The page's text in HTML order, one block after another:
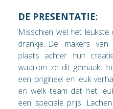
DE PRESENTATIE:
Misschien wel het
drankje...De makers
plaats achter hun
waarom ze dit gemaakt
een origineel en leuk
en welk team dat het
een speciale prijs.